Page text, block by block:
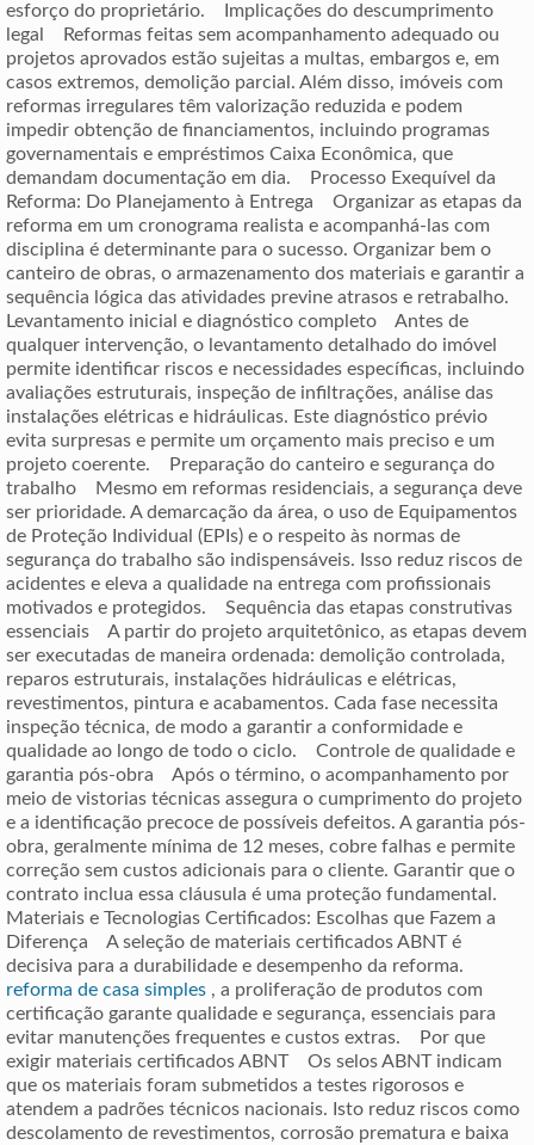
esforço do proprietário. Implicações do descumprimento
legal Reformas feitas sem acompanhamento adequado ou
projetos aprovados estão sujeitas a multas, embargos e, em
casos extremos, demolição parcial. Além disso, imóveis com
reformas irregulares têm valorização reduzida e podem
impedir obtenção de financiamentos, incluindo programas
governamentais e empréstimos Caixa Econômica, que
demandam documentação em dia. Processo Exequível da
Reforma: Do Planejamento à Entrega Organizar as etapas da
reforma em um cronograma realista e acompanhá-las com
disciplina é determinante para o sucesso. Organizar bem o
canteiro de obras, o armazenamento dos materiais e garantir a
sequência lógica das atividades previne atrasos e retrabalho.
Levantamento inicial e diagnóstico completo Antes de
qualquer intervenção, o levantamento detalhado do imóvel
permite identificar riscos e necessidades específicas, incluindo
avaliações estruturais, inspeção de infiltrações, análise das
instalações elétricas e hidráulicas. Este diagnóstico prévio
evita surpresas e permite um orçamento mais preciso e um
projeto coerente. Preparação do canteiro e segurança do
trabalho Mesmo em reformas residenciais, a segurança deve
ser prioridade. A demarcação da área, o uso de Equipamentos
de Proteção Individual (EPIs) e o respeito às normas de
segurança do trabalho são indispensáveis. Isso reduz riscos de
acidentes e eleva a qualidade na entrega com profissionais
motivados e protegidos. Sequência das etapas construtivas
essenciais A partir do projeto arquitetônico, as etapas devem
ser executadas de maneira ordenada: demolição controlada,
reparos estruturais, instalações hidráulicas e elétricas,
revestimentos, pintura e acabamentos. Cada fase necessita
inspeção técnica, de modo a garantir a conformidade e
qualidade ao longo de todo o ciclo. Controle de qualidade e
garantia pós-obra Após o término, o acompanhamento por
meio de vistorias técnicas assegura o cumprimento do projeto
e a identificação precoce de possíveis defeitos. A garantia pós-
obra, geralmente mínima de 12 meses, cobre falhas e permite
correção sem custos adicionais para o cliente. Garantir que o
contrato inclua essa cláusula é uma proteção fundamental.
Materiais e Tecnologias Certificados: Escolhas que Fazem a
Diferença A seleção de materiais certificados ABNT é
decisiva para a durabilidade e desempenho da reforma.
reforma de casa simples , a proliferação de produtos com
certificação garante qualidade e segurança, essenciais para
evitar manutenções frequentes e custos extras. Por que
exigir materiais certificados ABNT Os selos ABNT indicam
que os materiais foram submetidos a testes rigorosos e
atendem a padrões técnicos nacionais. Isto reduz riscos como
descolamento de revestimentos, corrosão prematura e baixa